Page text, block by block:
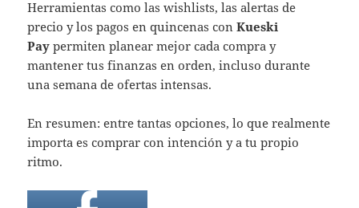
Herramientas como las wishlists, las alertas de
precio y los pagos en quincenas conKueski
Pay permiten planear mejor cada compra y
mantener tus finanzas en orden, incluso durante
una semana de ofertas intensas.
En resumen: entre tantas opciones, lo que realmente
importa es comprar con intención y a tu propio
ritmo.